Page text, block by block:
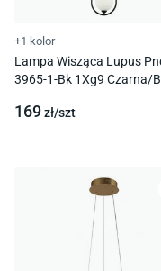
+1 kolor
Lampa Wisząca Lupus
3965-1-Bk 1Xg9 Czarna/
169zł/szt